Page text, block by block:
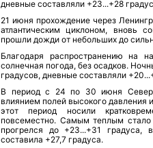
дневные составляли +23...+28
21 июня прохождение через
атлантическим циклоном, вновь
прошли дожди от небольших до
Благодаря распространению на
солнечная погода, без осадков.
градусов, дневные составляли
В период с 24 по 30 июня
влиянием полей высокого давления
этот период носили
повсеместно. Самым теплым
прогрелся до +23...+31 градуса,
составила +27,7 градуса.